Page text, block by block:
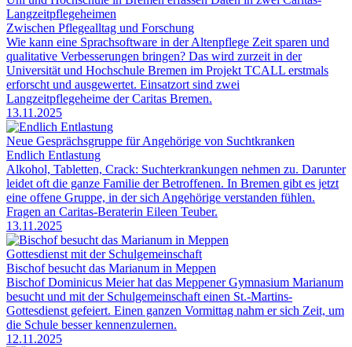
Langzeitpflegeheimen
Zwischen Pflegealltag und Forschung
Wie kann eine Sprachsoftware in der Altenpflege Zeit sparen und
qualitative Verbesserungen bringen? Das wird zurzeit in der
Universität und Hochschule Bremen im Projekt TCALL erstmals
erforscht und ausgewertet. Einsatzort sind zwei
Langzeitpflegeheime der Caritas Bremen.
13.11.2025
Neue Gesprächsgruppe für Angehörige von Suchtkranken
Endlich Entlastung
Alkohol, Tabletten, Crack: Suchterkrankungen nehmen zu. Darunter
leidet oft die ganze Familie der Betroffenen. In Bremen gibt es jetzt
eine offene Gruppe, in der sich Angehörige verstanden fühlen.
Fragen an Caritas-Beraterin Eileen Teuber.
13.11.2025
Gottesdienst mit der Schulgemeinschaft
Bischof besucht das Marianum in Meppen
Bischof Dominicus Meier hat das Meppener Gymnasium Marianum
besucht und mit der Schulgemeinschaft einen St.-Martins-
Gottesdienst gefeiert. Einen ganzen Vormittag nahm er sich Zeit, um
die Schule besser kennenzulernen.
12.11.2025